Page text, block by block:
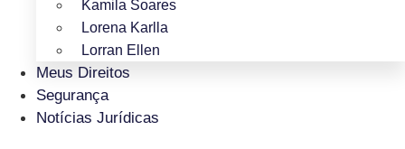
Kamila Soares
Lorena Karlla
Lorran Ellen
Meus Direitos
Segurança
Notícias Jurídicas